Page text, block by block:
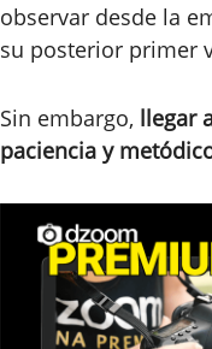
observar desde la
su posterior primer
Sin embargo, llegar
paciencia y